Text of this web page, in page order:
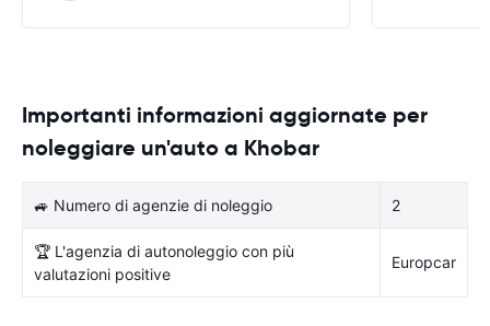
Importanti informazioni aggiornate per
noleggiare un'auto a Khobar
🚙 Numero di agenzie di noleggio 2
🏆 L'agenzia di autonoleggio con più
valutazioni positive
Europcar